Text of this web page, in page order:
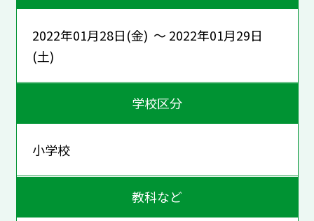
2022年01月28日(金) ～ 2022年01月29日
(土)
学校区分
小学校
教科など